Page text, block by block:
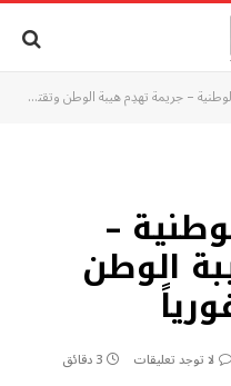
– جريمة تهدِم هيبة الوطن وتقتضي عقاباً فورياً
–
الوطن
لا توجد تعليقات 3 دقائق